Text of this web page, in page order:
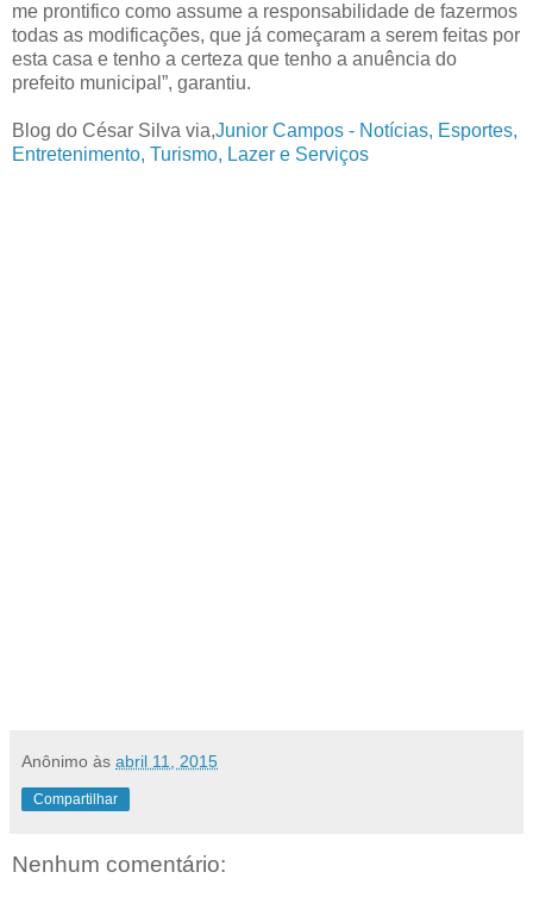
me prontifico como assume a responsabilidade de fazermos
todas as modificações, que já começaram a serem feitas por
esta casa e tenho a certeza que tenho a anuência do
prefeito municipal”, garantiu.
Blog do César Silva via,Junior Campos - Notícias, Esportes,
Entretenimento, Turismo, Lazer e Serviços
Anônimo às abril 11, 2015
Compartilhar
Nenhum comentário: